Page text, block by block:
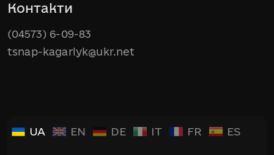
Контакти
(04573) 6-09-83
tsnap-kagarlyk@ukr.net
UA EN DE IT FR ES